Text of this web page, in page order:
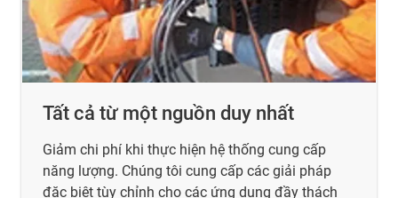
Tất cả từ một nguồn duy nhất
Giảm chi phí khi thực hiện hệ thống cung cấp
năng lượng. Chúng tôi cung cấp các giải pháp
đặc biệt tùy chỉnh cho các ứng dụng đầy thách